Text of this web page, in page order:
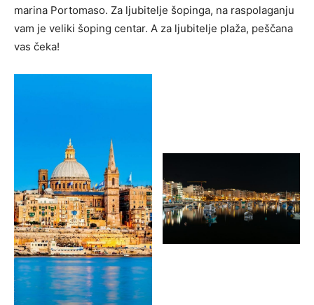
marina Portomaso. Za ljubitelje šopinga, na raspolaganju
vam je veliki šoping centar. A za ljubitelje plaža, peščana
vas čeka!